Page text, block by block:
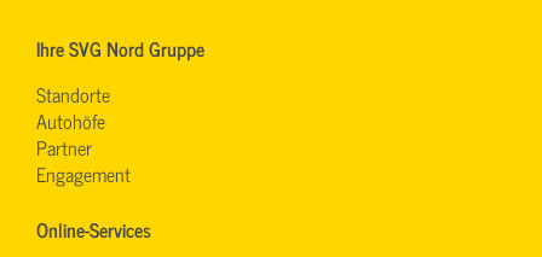
Ihre SVG Nord Gruppe
Standorte
Autohöfe
Partner
Engagement
Online-Services